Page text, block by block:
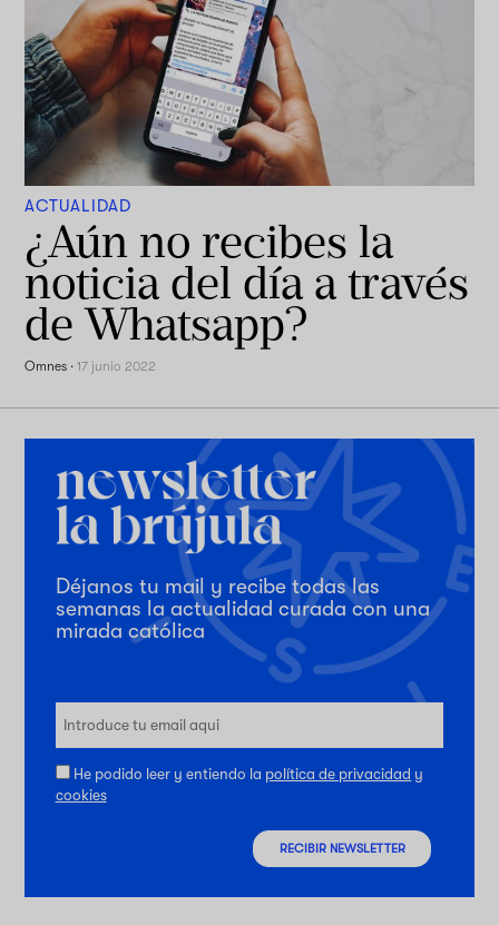
ACTUALIDAD
¿Aún no recibes la
noticia del día a través
de Whatsapp?
Omnes ·17 junio 2022
Déjanos tu mail y recibe todas las
semanas la actualidad curada con una
mirada católica
He podido leer y entiendo la política de privacidad y
cookies
RECIBIR NEWSLETTER